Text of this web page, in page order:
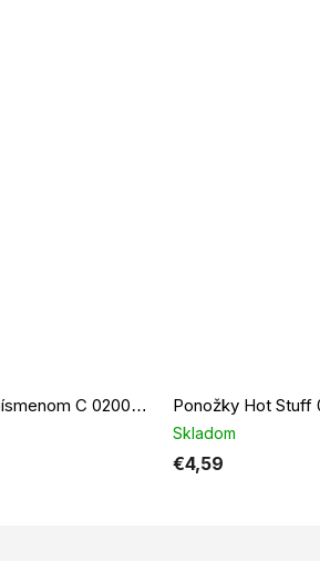
Ponožky s písmenom C 0200.078 bielo čierne
Skladom
€4,59